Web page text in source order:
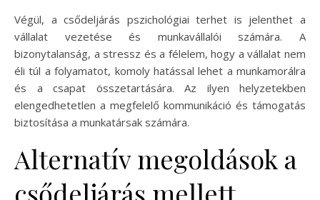
Végül, a csődeljárás pszichológiai terhet is jelenthet a
vállalat vezetése és munkavállalói számára. A
bizonytalanság, a stressz és a félelem, hogy a vállalat nem
éli túl a folyamatot, komoly hatással lehet a munkamorálra
és a csapat összetartására. Az ilyen helyzetekben
elengedhetetlen a megfelelő kommunikáció és támogatás
biztosítása a munkatársak számára.
Alternatív megoldások a
csődeljárás mellett